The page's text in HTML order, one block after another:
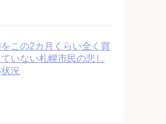
をこの2カ月くらい全く買
ていない札幌市民の悲し
況